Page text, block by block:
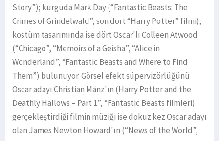
Story”); kurguda Mark Day (“Fantastic Beasts: The
Crimes of Grindelwald”, son dört “Harry Potter” filmi);
kostüm tasarımında ise dört Oscar'lı Colleen Atwood
(“Chicago”, “Memoirs of a Geisha”, “Alice in
Wonderland”, “Fantastic Beasts and Where to Find
Them”) bulunuyor. Görsel efekt süpervizörlüğünü
Oscar adayı Christian Mänz'ın (Harry Potter and the
Deathly Hallows – Part 1”, “Fantastic Beasts filmleri)
gerçekleştirdiği filmin müziği ise dokuz kez Oscar adayı
olan James Newton Howard'ın (“News of the World”,